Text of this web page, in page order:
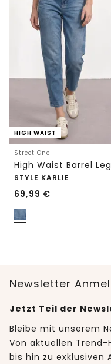
HIGH WAIST
Street One
STYLE KARLIE
69,99 €
Newsletter
Jetzt Teil der
Bleibe mit unserem
Von aktuellen
bis hin zu